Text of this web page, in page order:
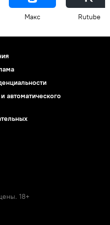
Макс Rutube
автоматического
18+